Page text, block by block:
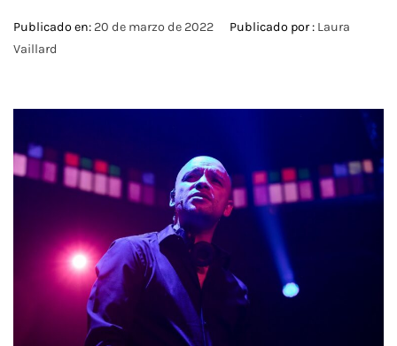
Publicado en: 20 de marzo de 2022 Publicado por : Laura
Vaillard